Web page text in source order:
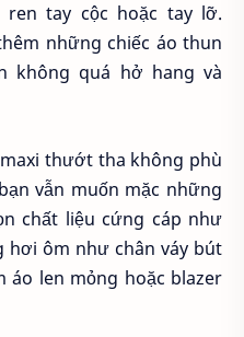
tay cộc hoặc tay lỡ.
những chiếc áo thun
không quá hở hang và
thướt tha không phù
vẫn muốn mặc những
chất liệu cứng cáp như
hơi ôm như chân váy bút
áo len mỏng hoặc blazer